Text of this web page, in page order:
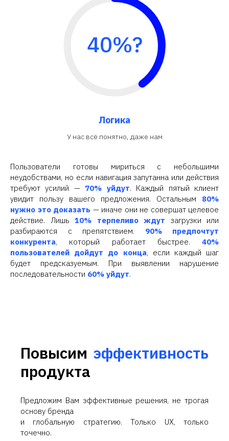
40%?
Логика
У нас всё понятно, даже нам
Пользователи готовы мириться с небольшими
неудобствами, но если навигация запутанна или действия
требуют усилий — 70% уйдут. Каждый пятый клиент
увидит пользу вашего предложения. Остальным 80%
нужно это доказать — иначе они не совершат целевое
действие. Лишь 10% терпеливо ждут
загрузки или
разбираются с препятствием. 90% предпочтут
конкурента, который работает быстрее. 40%
пользователей дойдут до конца, если каждый шаг
будет предсказуемым. При выявлении нарушение
последовательности 60% уйдут.
Повысим эффективность
продукта
Предложим Вам эффективные решения, не трогая
основу бренда
и глобальную стратегию. Только UX, только
точечно.